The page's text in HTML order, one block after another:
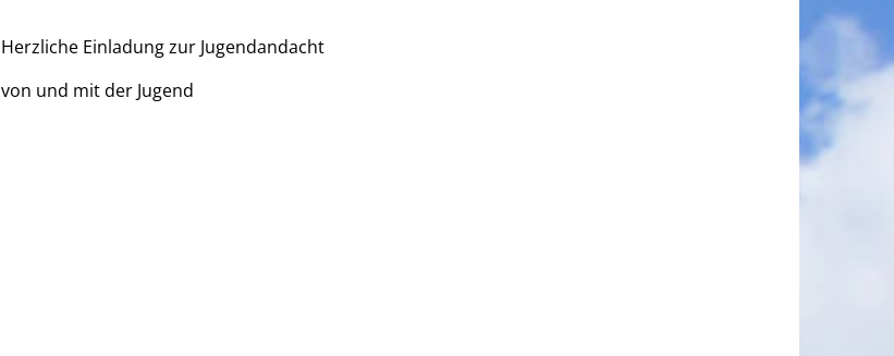
Herzliche Einladung zur Jugendandacht
von und mit der Jugend